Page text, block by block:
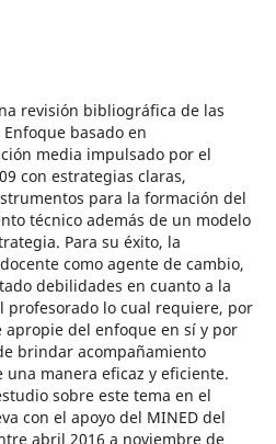
revisión bibliográfica de las
basado en
media impulsado por el
con estrategias claras,
para la formación del
técnico además de un modelo
Para su éxito, la
como agente de cambio,
debilidades en cuanto a la
profesorado lo cual requiere, por
apropie del enfoque en sí y por
brindar acompañamiento
manera eficaz y eficiente.
sobre este tema en el
con el apoyo del MINED del
abril 2016 a noviembre de